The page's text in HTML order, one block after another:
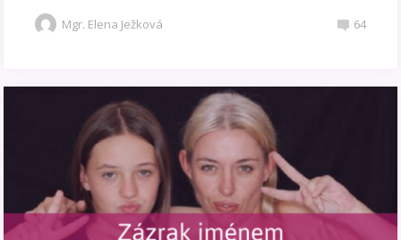
Mgr. Elena Ježková 64